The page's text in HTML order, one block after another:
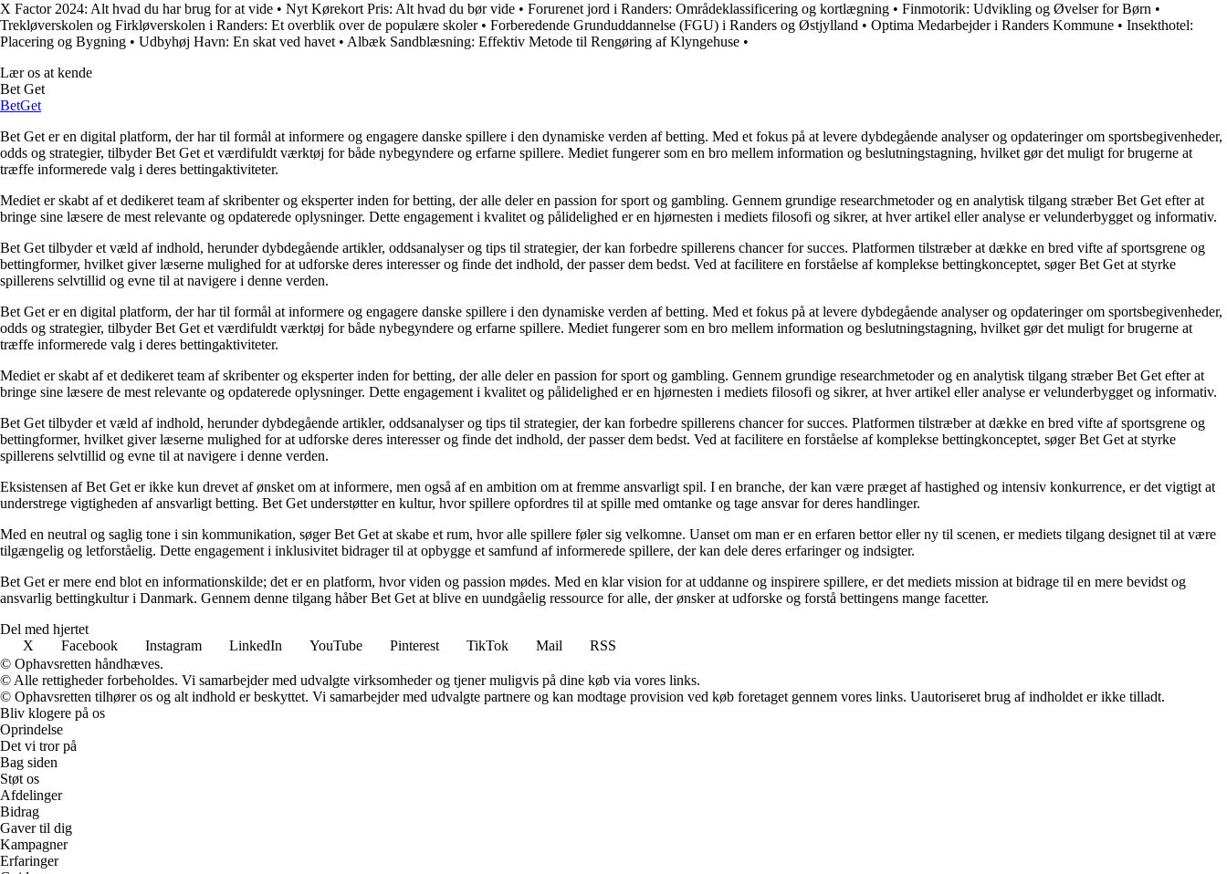
X Factor 2024: Alt hvad du har brug for at vide • Nyt Kørekort Pris: Alt hvad du bør vide • Forurenet jord i Randers: Områdeklassificering og kortlægning • Finmotorik: Udvikling og Øvelser for Børn •
Trekløverskolen og Firkløverskolen i Randers: Et overblik over de populære skoler• Forberedende Grunduddannelse (FGU) i Randers og Østjylland • Optima Medarbejder i Randers Kommune • Insekthotel:
Placering og Bygning • Udbyhøj Havn: En skat ved havet • Albæk Sandblæsning: Effektiv Metode til Rengøring af Klyngehuse •
Lær os at kende
Bet Get
BetGet
Bet Get er en digital platform, der har til formål at informere og engagere danske spillere i den dynamiske verden af betting. Med et fokus på at levere dybdegående analyser og opdateringer om sportsbegivenheder,
odds og strategier, tilbyder Bet Get et værdifuldt værktøj for både nybegyndere og erfarne spillere. Mediet fungerer som en bro mellem information og beslutningstagning, hvilket gør det muligt for brugerne at
træffe informerede valg i deres bettingaktiviteter.
Mediet er skabt af et dedikeret team af skribenter og eksperter inden for betting, der alle deler en passion for sport og gambling. Gennem grundige researchmetoder og en analytisk tilgang stræber Bet Get efter at
bringe sine læsere de mest relevante og opdaterede oplysninger. Dette engagement i kvalitet og pålidelighed er en hjørnesten i mediets filosofi og sikrer, at hver artikel eller analyse er velunderbygget og informativ.
Bet Get tilbyder et væld af indhold, herunder dybdegående artikler, oddsanalyser og tips til strategier, der kan forbedre spillerens chancer for succes. Platformen tilstræber at dække en bred vifte af sportsgrene og
bettingformer, hvilket giver læserne mulighed for at udforske deres interesser og finde det indhold, der passer dem bedst. Ved at facilitere en forståelse af komplekse bettingkonceptet, søger Bet Get at styrke
spillerens selvtillid og evne til at navigere i denne verden.
Bet Get er en digital platform, der har til formål at informere og engagere danske spillere i den dynamiske verden af betting. Med et fokus på at levere dybdegående analyser og opdateringer om sportsbegivenheder,
odds og strategier, tilbyder Bet Get et værdifuldt værktøj for både nybegyndere og erfarne spillere. Mediet fungerer som en bro mellem information og beslutningstagning, hvilket gør det muligt for brugerne at
træffe informerede valg i deres bettingaktiviteter.
Mediet er skabt af et dedikeret team af skribenter og eksperter inden for betting, der alle deler en passion for sport og gambling. Gennem grundige researchmetoder og en analytisk tilgang stræber Bet Get efter at
bringe sine læsere de mest relevante og opdaterede oplysninger. Dette engagement i kvalitet og pålidelighed er en hjørnesten i mediets filosofi og sikrer, at hver artikel eller analyse er velunderbygget og informativ.
Bet Get tilbyder et væld af indhold, herunder dybdegående artikler, oddsanalyser og tips til strategier, der kan forbedre spillerens chancer for succes. Platformen tilstræber at dække en bred vifte af sportsgrene og
bettingformer, hvilket giver læserne mulighed for at udforske deres interesser og finde det indhold, der passer dem bedst. Ved at facilitere en forståelse af komplekse bettingkonceptet, søger Bet Get at styrke
spillerens selvtillid og evne til at navigere i denne verden.
Eksistensen af Bet Get er ikke kun drevet af ønsket om at informere, men også af en ambition om at fremme ansvarligt spil. I en branche, der kan være præget af hastighed og intensiv konkurrence, er det vigtigt at
understrege vigtigheden af ansvarligt betting. Bet Get understøtter en kultur, hvor spillere opfordres til at spille med omtanke og tage ansvar for deres handlinger.
Med en neutral og saglig tone i sin kommunikation, søger Bet Get at skabe et rum, hvor alle spillere føler sig velkomne. Uanset om man er en erfaren bettor eller ny til scenen, er mediets tilgang designet til at være
tilgængelig og letforståelig. Dette engagement i inklusivitet bidrager til at opbygge et samfund af informerede spillere, der kan dele deres erfaringer og indsigter.
Bet Get er mere end blot en informationskilde; det er en platform, hvor viden og passion mødes. Med en klar vision for at uddanne og inspirere spillere, er det mediets mission at bidrage til en mere bevidst og
ansvarlig bettingkultur i Danmark. Gennem denne tilgang håber Bet Get at blive en uundgåelig ressource for alle, der ønsker at udforske og forstå bettingens mange facetter.
Del med hjertet
X
Facebook Instagram LinkedIn YouTube Pinterest TikTok Mail
RSS
© Ophavsretten håndhæves.
© Alle rettigheder forbeholdes. Vi samarbejder med udvalgte virksomheder og tjener muligvis på dine køb via vores links.
© Ophavsretten tilhører os og alt indhold er beskyttet. Vi samarbejder med udvalgte partnere og kan modtage provision ved køb foretaget gennem vores links. Uautoriseret brug af indholdet er ikke tilladt.
Bliv klogere på os
Oprindelse
Det vi tror på
Bag siden
Støt os
Afdelinger
Bidrag
Gaver til dig
Kampagner
Erfaringer